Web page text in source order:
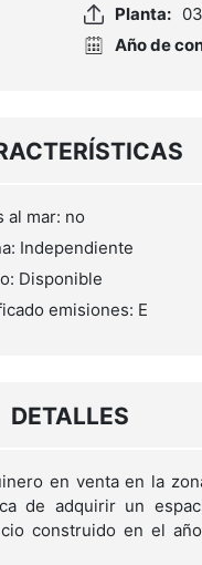
Planta:
Año de
al mar: no
Independiente
Disponible
emisiones: E
DETALLES
en venta en la
de adquirir un
construido en el